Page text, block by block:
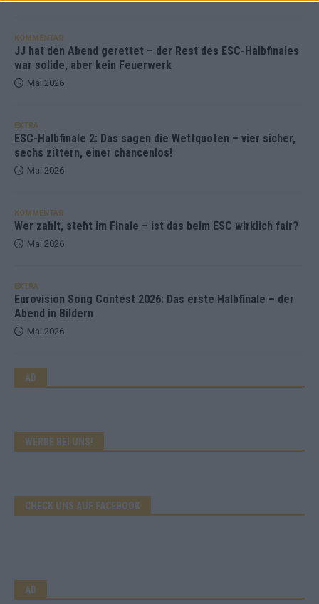
KOMMENTAR
JJ hat den Abend gerettet – der Rest des ESC-Halbfinales
war solide, aber kein Feuerwerk
Mai 2026
EXTRA
ESC-Halbfinale 2: Das sagen die Wettquoten – vier sicher,
sechs zittern, einer chancenlos!
Mai 2026
KOMMENTAR
Wer zahlt, steht im Finale – ist das beim ESC wirklich fair?
Mai 2026
EXTRA
Eurovision Song Contest 2026: Das erste Halbfinale – der
Abend in Bildern
Mai 2026
AD
WERBE BEI UNS!
CHECK UNS AUF FACEBOOK
AD